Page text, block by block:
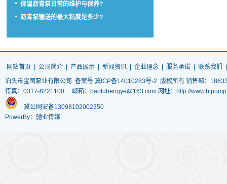
保温沥青泵日常的维护与保养?
沥青泵输送的最大粘度是多少?
网站首页 公司简介 产品展示 新闻资讯 企业理念 服务承诺 联系我们
泊头市宝图泵业有限公司
备案号:冀ICP备14010283号-2 版权所有 销售部：
传真：0317-8221100 邮箱：baotubengye@163.com 网址：http://
冀公网安备13098102002350
PowerBy：驰业传媒